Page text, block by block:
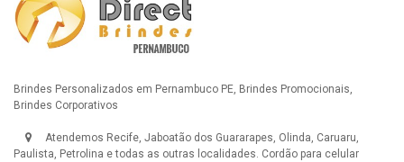
Brindes Personalizados em Pernambuco PE, Brindes Promocionais,
Brindes Corporativos
Atendemos Recife, Jaboatão dos Guararapes, Olinda, Caruaru,
Paulista, Petrolina e todas as outras localidades. Cordão para celular